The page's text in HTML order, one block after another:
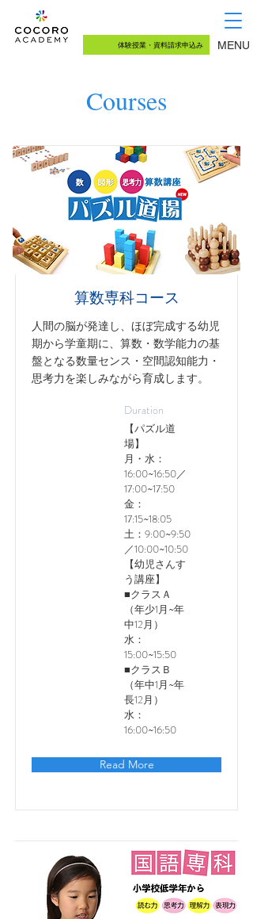
体験授業・資料請求申込み MENU
Courses
算数専科コース
人間の脳が発達し、ほぼ完成する幼児
期から学童期に、算数・数学能力の基
盤となる数量センス・空間認知能力・
思考力を楽しみながら育成します。
Duration
【パズル道
場】
月・水：
16:00~16:50／
17:00~17:50
金：
17:15~18:05
土：9:00~9:50
／10:00~10:50
【幼児さんす
う講座】
■クラスＡ
（年少1月~年
中12月）
水：
15:00~15:50
■クラスＢ
（年中1月~年
長12月）
水：
16:00~16:50
Read More